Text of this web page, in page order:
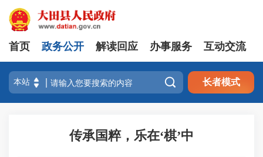
首页 政务公开 解读回应 办事服务 互动交流
 长者模式
传承国粹，乐在‘棋’中